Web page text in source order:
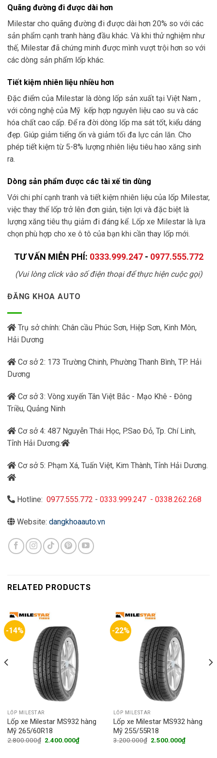
Quãng đường đi được dài hơn
Milestar cho quãng đường đi được dài hơn 20% so với các
sản phẩm cạnh tranh hàng đầu khác. Và khi thử nghiệm như
thế, Milestar đã chứng minh được mình vượt trội hơn so với
các dòng sản phẩm lốp khác.
Tiết kiệm nhiên liệu nhiều hơn
Đặc điểm của Milestar là dòng lốp sản xuất tại Việt Nam ,
với công nghệ của Mỹ kếp hợp nguyên liệu cao su và các
hóa chất cao cấp. Để ra đời dòng lốp ma sát tốt, kiểu dáng
đẹp. Giúp giảm tiếng ốn và giảm tối đa lực cản lăn. Cho
phép tiết kiệm từ 5-8% lượng nhiên liệu tiêu hao xăng sinh
ra.
Dòng sản phẩm được các tài xế tin dùng
Với chi phí cạnh tranh và tiết kiệm nhiên liệu của lốp Milestar,
việc thay thế lốp trở lên đơn giản, tiện lợi và đặc biệt là
lượng xăng tiêu thụ giảm đi đáng kể. Lốp xe Milestar là lựa
chọn phù hợp cho xe ô tô của bạn khi cần thay lốp mới.
TƯ VẤN MIỄN PHÍ: 0333.999.247- 0977.555.772
(Vui lòng click vào số điện thoại để thực hiện cuộc gọi)
ĐĂNG KHOA AUTO
Trụ sở chính: Chân cầu Phúc Sơn, Hiệp Sơn, Kinh Môn,
Hải Dương
Cơ sở 2: 173 Trường Chinh, Phường Thanh Bình, TP. Hải
Dương
Cơ sở 3: Vòng xuyến Tân Việt Bắc - Mạo Khê - Đông
Triều, Quảng Ninh
Cơ sở 4: 487 Nguyễn Thái Học, P.Sao Đỏ, Tp. Chí Linh,
Tỉnh Hải Dương.
Cơ sở 5: Phạm Xá, Tuấn Việt, Kim Thành, Tỉnh Hải Dương.
Hotline: 0977.555.772 - 0333.999.247 - 0338.262.268
Website: dangkhoaauto.vn
RELATED PRODUCTS
-14%
LỐP MILESTAR
Lốp xe Milestar MS932 hàng
Mỹ 265/60R18
2.800.000₫ Original
2.400.000₫Current
price
-22%
LỐP MILESTAR
Lốp xe Milestar MS932 hàng
Mỹ 255/55R18
3.200.000₫ Original
2.500.000₫Current
price